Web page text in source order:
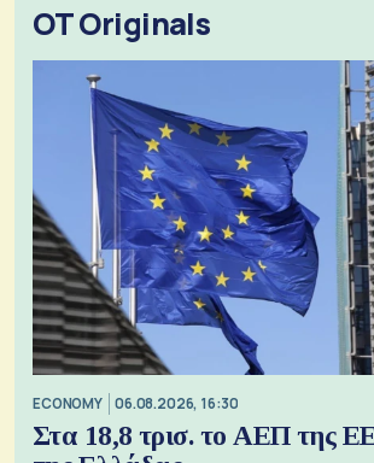
OT Originals
ECONOMY 06.08.2026, 16:30
Στα 18,8 τρισ. το ΑΕΠ της